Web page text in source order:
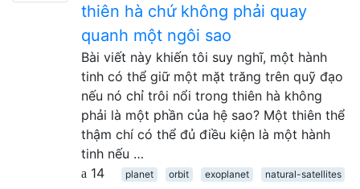
thiên hà chứ không phải quay
quanh một ngôi sao
Bài viết này khiến tôi suy nghĩ, một hành
tinh có thể giữ một mặt trăng trên quỹ đạo
nếu nó chỉ trôi nổi trong thiên hà không
phải là một phần của hệ sao? Một thiên thể
thậm chí có thể đủ điều kiện là một hành
tinh nếu …
14
planet orbit exoplanet natural-satellites